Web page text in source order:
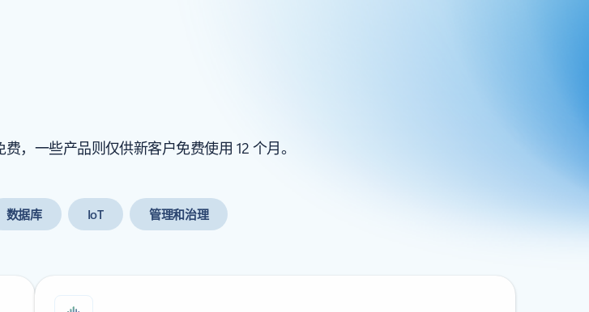
，一些产品则仅供新客户免费使用 12 个月。
数据库 IoT 管理和治理